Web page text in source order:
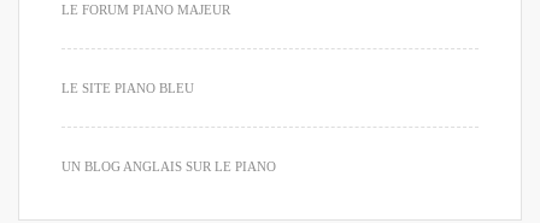
LE FORUM PIANO MAJEUR
LE SITE PIANO BLEU
UN BLOG ANGLAIS SUR LE PIANO